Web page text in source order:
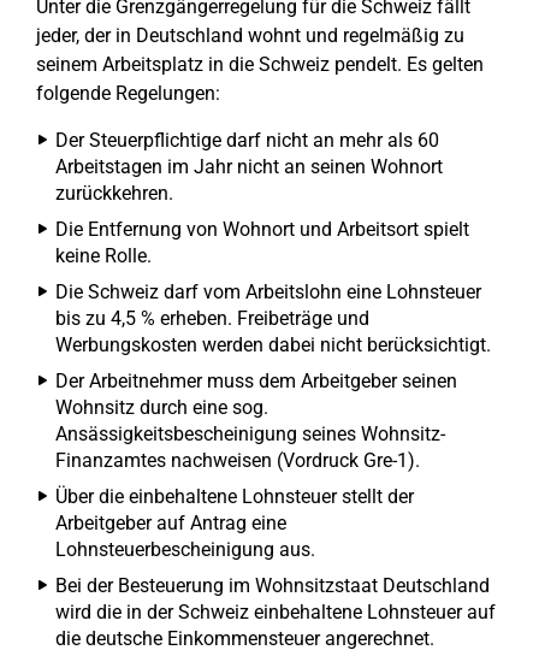
Unter die Grenzgängerregelung für die Schweiz fällt
jeder, der in Deutschland wohnt und regelmäßig zu
seinem Arbeitsplatz in die Schweiz pendelt. Es gelten
folgende Regelungen:
Der Steuerpflichtige darf nicht an mehr als 60
Arbeitstagen im Jahr nicht an seinen Wohnort
zurückkehren.
Die Entfernung von Wohnort und Arbeitsort spielt
keine Rolle.
Die Schweiz darf vom Arbeitslohn eine Lohnsteuer
bis zu 4,5 % erheben. Freibeträge und
Werbungskosten werden dabei nicht berücksichtigt.
Der Arbeitnehmer muss dem Arbeitgeber seinen
Wohnsitz durch eine sog.
Ansässigkeitsbescheinigung seines Wohnsitz-
Finanzamtes nachweisen (Vordruck Gre-1).
Über die einbehaltene Lohnsteuer stellt der
Arbeitgeber auf Antrag eine
Lohnsteuerbescheinigung aus.
Bei der Besteuerung im Wohnsitzstaat Deutschland
wird die in der Schweiz einbehaltene Lohnsteuer auf
die deutsche Einkommensteuer angerechnet.